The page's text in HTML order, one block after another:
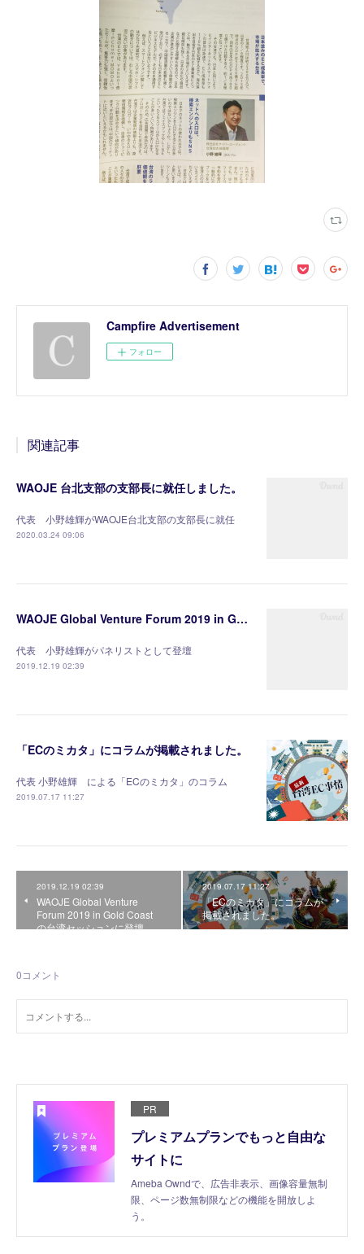
Campfire Advertisement
フォロー
関連記事
WAOJE 台北支部の支部長に就任しました。
代表 小野雄輝がWAOJE台北支部の支部長に就任
2020.03.24 09:06
WAOJE Global Venture Forum 2019 in Gold Coast の台湾セッションに登壇しました。
代表 小野雄輝がパネリストとして登壇
2019.12.19 02:39
「ECのミカタ」にコラムが掲載されました。
代表 小野雄輝 による「ECのミカタ」のコラム
2019.07.17 11:27
2019.12.19 02:39
WAOJE Global Venture
Forum 2019 in Gold Coast
の台湾セッションに登壇…
2019.07.17 11:27
「ECのミカタ」にコラムが
掲載されました。
0コメント
PR
プレミアムプランでもっと自由な
サイトに
Ameba Owndで、広告非表示、画像容量無制
限、ページ数無制限などの機能を開放しよ
う。